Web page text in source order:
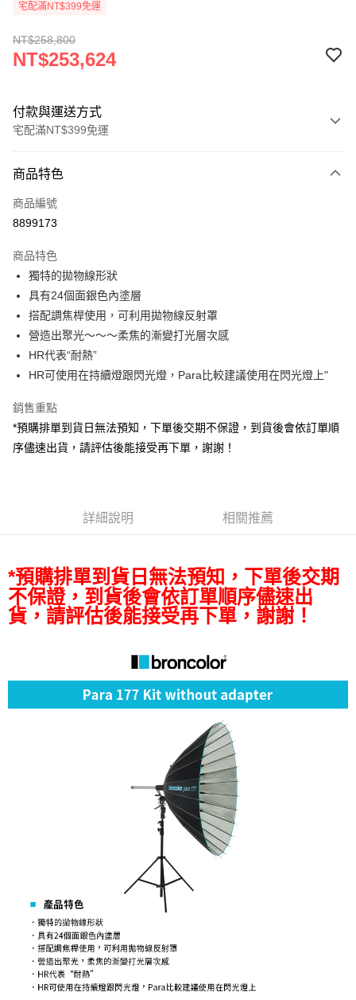
宅配滿NT$399免運
NT$258,800
NT$253,624
付款與運送方式
宅配滿NT$399免運
信用卡一次付款
信用卡分期付款
合作金庫商業銀行
華南商業銀行
上海商業儲蓄銀行
國泰世華商業銀行
兆豐國際商業銀行
臺灣中小企業銀行
台中商業銀行
匯豐（台灣）商業銀行
聯邦商業銀行
元大商業銀行
永豐商業銀行
台新國際商業銀行
台灣樂天信用卡公司
6 期 0 利率 每期
華南商業銀行
上海商業儲蓄銀行
台北富邦商業銀行
國泰世華商業銀行
兆豐國際商業銀行
臺灣中小企業銀行
匯豐（台灣）商業銀行
華泰商業銀行
元大商業銀行
玉山商業銀行
星展（台灣）商業銀行
台灣樂天信用卡公司
12 期 0 利率 每期
合作金庫商業銀行
第一商業銀行
上海商業儲蓄銀行
台北富邦商業銀行
國泰世華商業銀行
臺灣中小企業銀行
台中商業銀行
聯邦商業銀行
元大商業銀行
永豐商業銀行
玉山商業銀行
星展（台灣）商業銀行
LINE Pay
Apple Pay
街口支付
悠遊付
Google Pay
AFTEE先享後付
AFTEE先享後付是「在收到商品之後才付款」的支付方式。 讓您購物簡單
便利好安心！
１．簡單：不需註冊會員、不需綁卡、不需儲值。
２．便利：只要手機號碼，簡訊認證，即可結帳。
【「AFTEE先享後付」結帳流程】
結帳頁面，進行簡訊認證並確認金額後，即可完成結帳。
２．訂單成立數日內，您將收到繳費通知簡訊。
ATM／網路銀行／等多元方式進行付款，方視為交易完成。
※ 請注意：結帳手續完成當下不需立刻繳費，但若您需要取消訂單，請聯絡
購買商品的店家。未經商家同意取消之訂單仍視為有效，需透過AFTEE先享
※ 交易是否成功請以「AFTEE先享後付 」之結帳頁面顯示為準，若有關於
是否繳費成功／繳費後需取消欲退款等相關疑問，請聯繫「AFTEE先享後付
https://netprotections.freshdesk.com/support/home
１．透過由恩沛科技股份有限公司提供之「AFTEE先享後付」服務完成之交
易，需依本服務之必要範圍內提供個人資料，並將交易相關給付款項請求債
權轉讓予恩沛科技股份有限公司。
２．關於個人資料處理事宜，請瀏覽以下網址：
https://aftee.tw/terms/#terms3
３．未成年的使用者請事先徵得法定代理人或監護人之同意方可使用
「AFTEE先享後付」，若未經同意申辦者引起之損失，本公司不負相關責
任。
４．使用「AFTEE先享後付」時，將依據個別帳號之用戶狀況，依本公司即
時審查核予不同之上限額度；若仍有額度不足之情形，本公司將視審查結果
ATM付款
運送方式
每筆NT$75，滿NT$399(含以上)免運費
免運費
商品特色
商品編號
8899173
商品特色
獨特的拋物線形狀
具有24個面銀色內塗層
搭配調焦桿使用，可利用拋物線反射罩
營造出聚光～～～柔焦的漸變打光層次感
HR代表“耐熱”
HR可使用在持續燈跟閃光燈，Para比較建議使用在閃光燈上"
銷售重點
*預購排單到貨日無法預知，下單後交期不保證，到貨後會依訂單順
序儘速出貨，請評估後能接受再下單，謝謝！
詳細說明 相關推薦
*預購排單到貨日無法預知，下單後交期
不保證，到貨後會依訂單順序儘速出
貨，請評估後能接受再下單，謝謝！